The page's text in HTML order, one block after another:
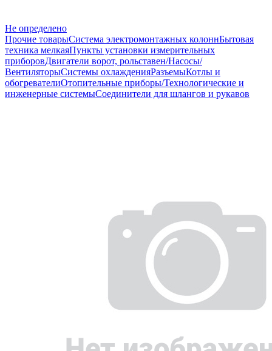
Не определено
Прочие товарыСистема электромонтажных колоннБытовая
техника мелкаяПункты установки измерительных
приборовДвигатели ворот, рольставен/Насосы/
ВентиляторыСистемы охлажденияРазъемыКотлы и
обогревателиОтопительные приборы/Технологические и
инженерные системыСоединители для шлангов и рукавов